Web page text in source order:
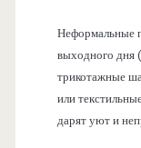
Неформальные
выходного дня
трикотажные
или
дарят уют и